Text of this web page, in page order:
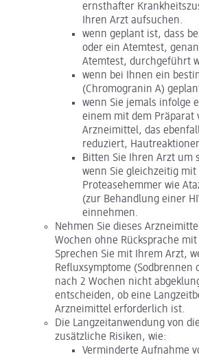
ernsthafter
Ihren Arzt aufsuchen.
wenn geplant ist, dass
oder ein Atemtest,
Atemtest, durchgeführt
wenn bei Ihnen ein
(Chromogranin A)
wenn Sie jemals infolge
einem mit dem Präparat
Arzneimittel, das
reduziert,
Bitten Sie Ihren Arzt um
wenn Sie gleichzeitig mit
Proteasehemmer wie
(zur Behandlung einer
einnehmen.
Nehmen Sie dieses
Wochen ohne Rücksprache
Sprechen Sie mit Ihrem Arzt,
Refluxsymptome (Sodbrennen
nach 2 Wochen nicht
entscheiden, ob eine
Arzneimittel erforderlich ist.
Die Langzeitanwendung von
zusätzliche Risiken, wie:
Verminderte Aufnahme